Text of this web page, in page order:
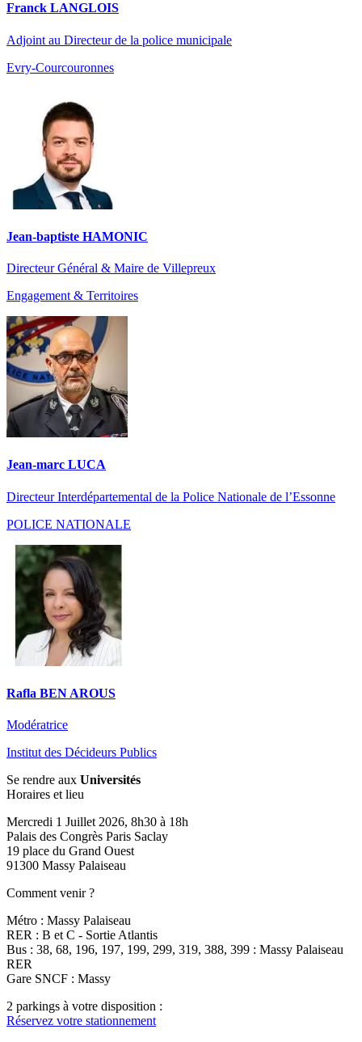
Franck LANGLOIS
Adjoint au Directeur de la police municipale
Evry-Courcouronnes
Jean-baptiste HAMONIC
Directeur Général & Maire de Villepreux
Engagement & Territoires
Jean-marc LUCA
Directeur Interdépartemental de la Police Nationale de l’Essonne
POLICE NATIONALE
Rafla BEN AROUS
Modératrice
Institut des Décideurs Publics
Se rendre aux Universités
Horaires et lieu
Mercredi 1 Juillet 2026, 8h30 à 18h
Palais des Congrès Paris Saclay
19 place du Grand Ouest
91300 Massy Palaiseau
Comment venir ?
Métro : Massy Palaiseau
RER : B et C - Sortie Atlantis
Bus : 38, 68, 196, 197, 199, 299, 319, 388, 399 : Massy Palaiseau
RER
Gare SNCF : Massy
2 parkings à votre disposition :
Réservez votre stationnement